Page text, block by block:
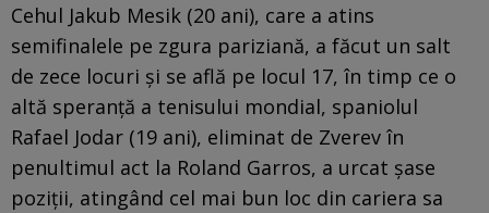
Cehul Jakub Mesik (20 ani), care a atins
semifinalele pe zgura pariziană, a făcut un salt
de zece locuri și se află pe locul 17, în timp ce o
altă speranță a tenisului mondial, spaniolul
Rafael Jodar (19 ani), eliminat de Zverev în
penultimul act la Roland Garros, a urcat șase
poziții, atingând cel mai bun loc din cariera sa